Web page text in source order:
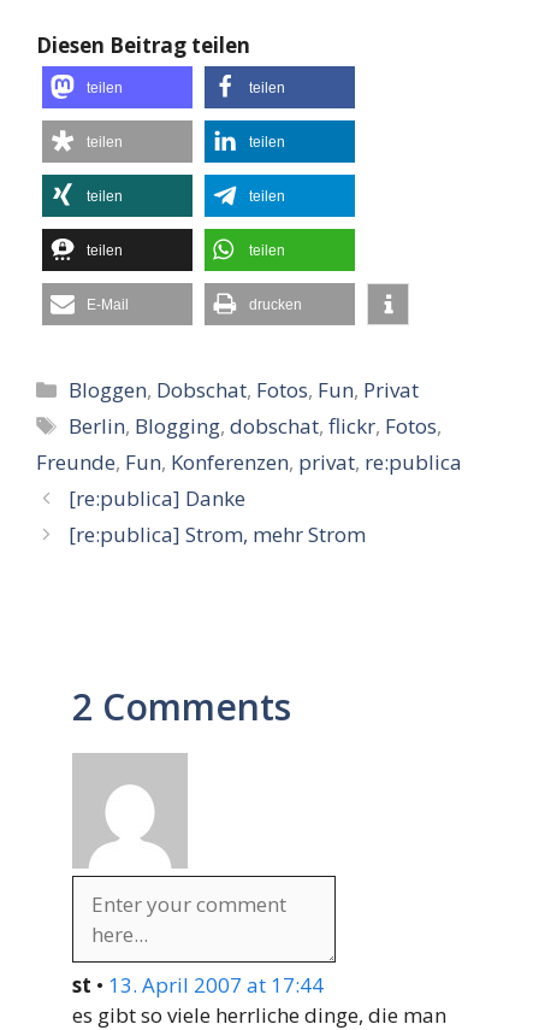
Diesen Beitrag teilen
teilen teilen
teilen teilen
teilen teilen
teilen teilen
E-Mail drucken
Kategorien
Bloggen, Dobschat, Fotos, Fun, Privat
Schlagwörter
Berlin, Blogging,dobschat,flickr, Fotos,
Freunde, Fun, Konferenzen, privat, re:publica
[re:publica] Danke
[re:publica] Strom, mehr Strom
2 Comments
st • 13. April 2007 at 17:44
es gibt so viele herrliche dinge, die man